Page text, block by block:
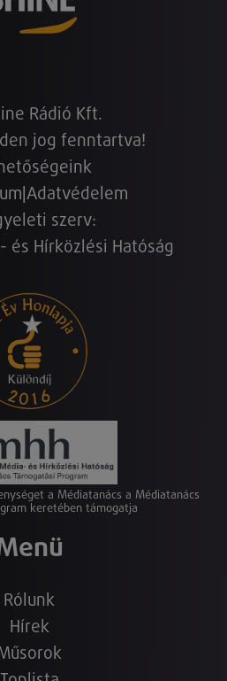
Rádió Kft.
jog fenntartva!
Adatvédelem
szerv:
és Hírközlési Hatóság
a Médiatanács a Médiatanács
keretében támogatja
Rólunk
Hírek